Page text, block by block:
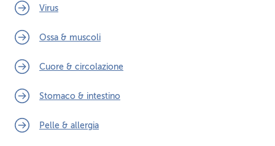
Virus
Ossa & muscoli
Cuore & circolazione
Stomaco & intestino
Pelle & allergia